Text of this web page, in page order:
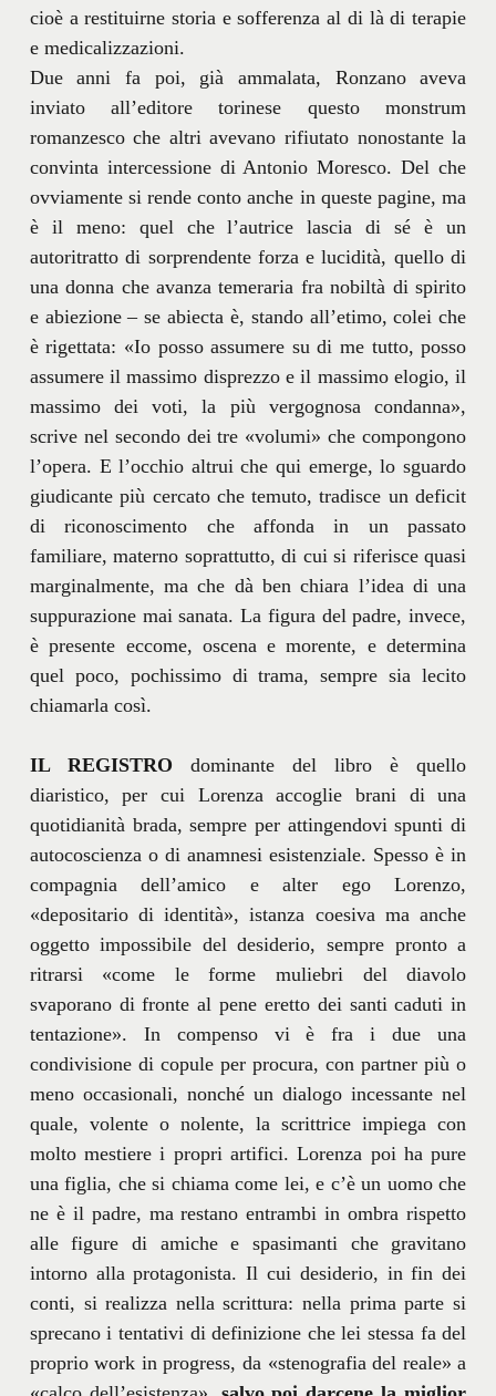
cioè a restituirne storia e sofferenza al di là di terapie
e medicalizzazioni.
Due anni fa poi, già ammalata, Ronzano aveva
inviato all’editore torinese questo monstrum
romanzesco che altri avevano rifiutato nonostante la
convinta intercessione di Antonio Moresco. Del che
ovviamente si rende conto anche in queste pagine, ma
è il meno: quel che l’autrice lascia di sé è un
autoritratto di sorprendente forza e lucidità, quello di
una donna che avanza temeraria fra nobiltà di spirito
e abiezione – se abiecta è, stando all’etimo, colei che
è rigettata: «Io posso assumere su di me tutto, posso
assumere il massimo disprezzo e il massimo elogio, il
massimo dei voti, la più vergognosa condanna»,
scrive nel secondo dei tre «volumi» che compongono
l’opera. E l’occhio altrui che qui emerge, lo sguardo
giudicante più cercato che temuto, tradisce un deficit
di riconoscimento che affonda in un passato
familiare, materno soprattutto, di cui si riferisce quasi
marginalmente, ma che dà ben chiara l’idea di una
suppurazione mai sanata. La figura del padre, invece,
è presente eccome, oscena e morente, e determina
quel poco, pochissimo di trama, sempre sia lecito
chiamarla così.
IL REGISTRO dominante del libro è quello
diaristico, per cui Lorenza accoglie brani di una
quotidianità brada, sempre per attingendovi spunti di
autocoscienza o di anamnesi esistenziale. Spesso è in
compagnia dell’amico e alter ego Lorenzo,
«depositario di identità», istanza coesiva ma anche
oggetto impossibile del desiderio, sempre pronto a
ritrarsi «come le forme muliebri del diavolo
svaporano di fronte al pene eretto dei santi caduti in
tentazione». In compenso vi è fra i due una
condivisione di copule per procura, con partner più o
meno occasionali, nonché un dialogo incessante nel
quale, volente o nolente, la scrittrice impiega con
molto mestiere i propri artifici. Lorenza poi ha pure
una figlia, che si chiama come lei, e c’è un uomo che
ne è il padre, ma restano entrambi in ombra rispetto
alle figure di amiche e spasimanti che gravitano
intorno alla protagonista. Il cui desiderio, in fin dei
conti, si realizza nella scrittura: nella prima parte si
sprecano i tentativi di definizione che lei stessa fa del
proprio work in progress, da «stenografia del reale» a